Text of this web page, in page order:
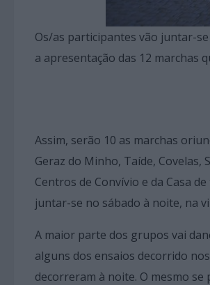
Os/as participantes vão juntar-se
a apresentação das 12 marchas
Assim, serão 10 as marchas
Geraz do Minho, Taíde, Covelas,
Centros de Convívio e da Casa
juntar-se no sábado à noite, na
A maior parte dos grupos vai
alguns dos ensaios decorrido
decorreram à noite. O mesmo se